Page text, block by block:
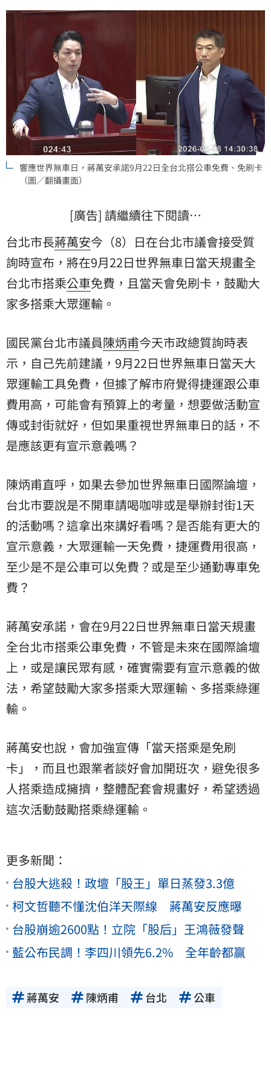
響應世界無車日，蔣萬安承諾9月22日全台北搭公車免費、免刷卡
（圖／翻攝畫面）
[廣告] 請繼續往下閱讀…
台北市長蔣萬安今（8）日在台北市議會接受質
詢時宣布，將在9月22日世界無車日當天規畫全
台北市搭乘公車免費，且當天會免刷卡，鼓勵大
家多搭乘大眾運輸。
國民黨台北市議員陳炳甫今天市政總質詢時表
示，自己先前建議，9月22日世界無車日當天大
眾運輸工具免費，但據了解市府覺得捷運跟公車
費用高，可能會有預算上的考量，想要做活動宣
傳或封街就好，但如果重視世界無車日的話，不
是應該更有宣示意義嗎？
陳炳甫直呼，如果去參加世界無車日國際論壇，
台北市要說是不開車請喝咖啡或是舉辦封街1天
的活動嗎？這拿出來講好看嗎？是否能有更大的
宣示意義，大眾運輸一天免費，捷運費用很高，
至少是不是公車可以免費？或是至少通勤專車免
費？
蔣萬安承諾，會在9月22日世界無車日當天規畫
全台北市搭乘公車免費，不管是未來在國際論壇
上，或是讓民眾有感，確實需要有宣示意義的做
法，希望鼓勵大家多搭乘大眾運輸、多搭乘綠運
輸。
蔣萬安也說，會加強宣傳「當天搭乘是免刷
卡」，而且也跟業者談好會加開班次，避免很多
人搭乘造成擁擠，整體配套會規畫好，希望透過
這次活動鼓勵搭乘綠運輸。
更多新聞：
台股大逃殺！政壇「股王」單日蒸發3.3億
柯文哲聽不懂沈伯洋天際線 蔣萬安反應曝
台股崩逾2600點！立院「股后」王鴻薇發聲
藍公布民調！李四川領先6.2% 全年齡都贏
蔣萬安 陳炳甫 台北 公車